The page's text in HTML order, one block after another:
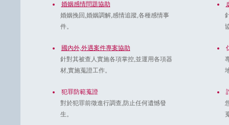
婚姻感情問題協助
婚姻挽回,婚姻調解,感情追蹤,各種感情事
件。
國內外,外遇案件專案協助
針對其被查人實施各項掌控,並運用各項器
材,實施蒐證工作。
犯罪防範蒐證
對於犯罪前徵進行調查,防止任何遺憾發
生。